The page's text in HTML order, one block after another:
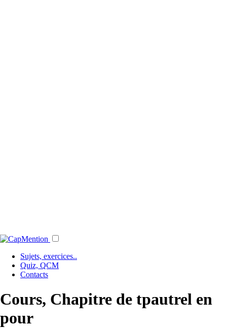
Sujets, exercices..
Quiz, QCM
Contacts
Cours, Chapitre de tpautrel en
pour